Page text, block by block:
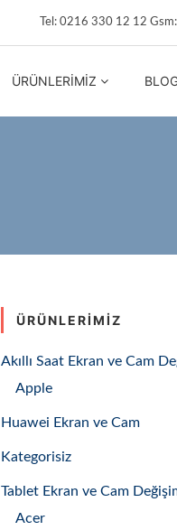
Tel: 0216 330 12 12
ÜRÜNLERIMIZ
ÜRÜNLERIMIZ
Akıllı Saat Ekran ve Cam
Apple
Huawei Ekran ve Cam
Kategorisiz
Tablet Ekran ve Cam
Acer